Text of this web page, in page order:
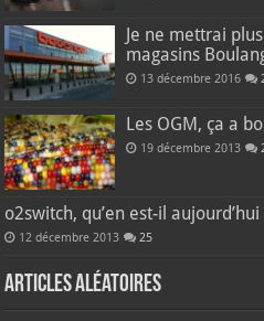
Je ne mettrai
magasins
13 décembre 2016
Les OGM, ça a
19 décembre 2013
o2switch, qu’en est-il aujourd’hui
12 décembre 2013 25
Articles aléatoires